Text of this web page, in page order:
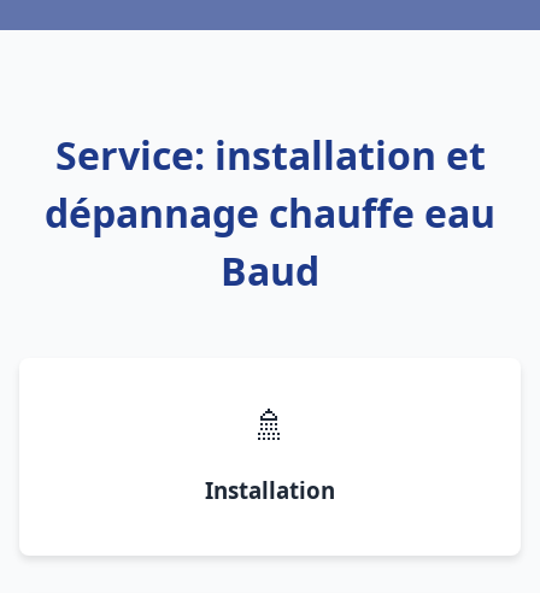
Service: installation et
dépannage chauffe eau
Baud
🚿
Installation